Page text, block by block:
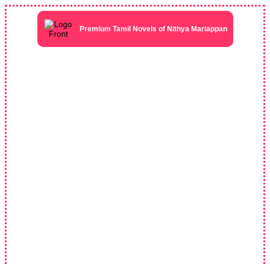
Skip
to
Premium Tamil Novels of Nithya Mariappan